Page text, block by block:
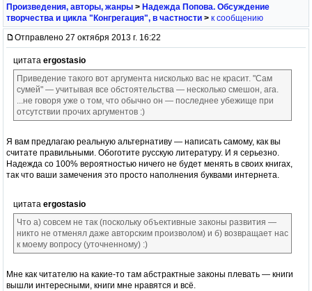
Произведения, авторы, жанры > Надежда Попова. Обсуждение
творчества и цикла "Конгрегация", в частности > к сообщению
Отправлено 27 октября 2013 г. 16:22
цитата ergostasio
Приведение такого вот аргумента нисколько вас не красит. "Сам
сумей" — учитывая все обстоятельства — несколько смешон, ага.
...не говоря уже о том, что обычно он — последнее убежище при
отсутствии прочих аргументов :)
Я вам предлагаю реальную альтернативу — написать самому, как вы
считате правильными. Обоготите русскую литературу. И я серьезно.
Надежда со 100% вероятностью ничего не будет менять в своих книгах,
так что ваши замечения это просто наполнения буквами интернета.
цитата ergostasio
Что а) совсем не так (поскольку объективные законы развития —
никто не отменял даже авторским произволом) и б) возвращает нас
к моему вопросу (уточненному) :)
Мне как читателю на какие-то там абстрактные законы плевать — книги
вышли интересными, книги мне нравятся и всё.